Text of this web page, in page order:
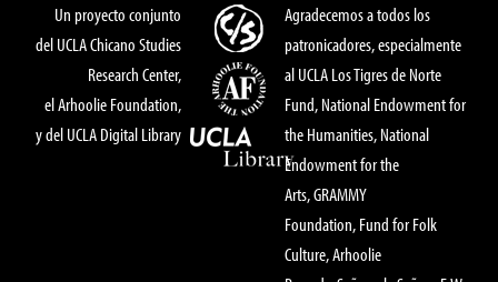
Un proyecto conjunto
del UCLA Chicano Studies
Research Center,
el Arhoolie Foundation,
y del UCLA Digital Library
Agradecemos a todos los
patronicadores, especialmente
al UCLA Los Tigres de Norte
Fund, National Endowment for
the Humanities, National
Endowment for the
Arts, GRAMMY
Foundation, Fund for Folk
Culture, Arhoolie